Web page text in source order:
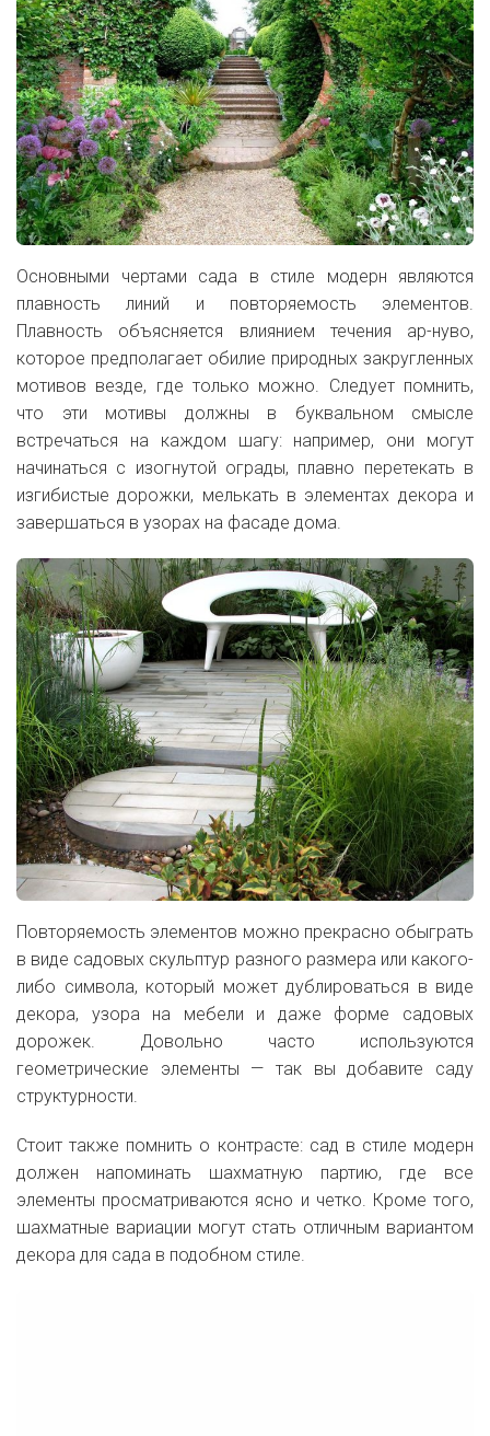
Основными чертами сада в стиле модерн являются
плавность линий и повторяемость элементов.
Плавность объясняется влиянием течения ар-нуво,
которое предполагает обилие природных закругленных
мотивов везде, где только можно. Следует помнить,
что эти мотивы должны в буквальном смысле
встречаться на каждом шагу: например, они могут
начинаться с изогнутой ограды, плавно перетекать в
изгибистые дорожки, мелькать в элементах декора и
завершаться в узорах на фасаде дома.
Повторяемость элементов можно прекрасно обыграть
в виде садовых скульптур разного размера или какого-
либо символа, который может дублироваться в виде
декора, узора на мебели и даже форме садовых
дорожек. Довольно часто используются
геометрические элементы — так вы добавите саду
структурности.
Стоит также помнить о контрасте: сад в стиле модерн
должен напоминать шахматную партию, где все
элементы просматриваются ясно и четко. Кроме того,
шахматные вариации могут стать отличным вариантом
декора для сада в подобном стиле.